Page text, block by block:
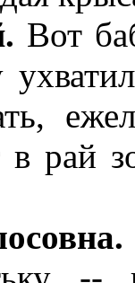
Вот
в рай